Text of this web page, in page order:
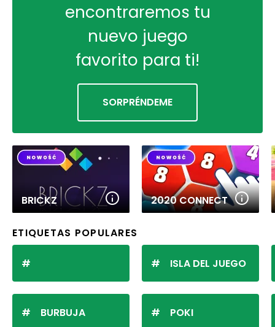
encontraremos tu
nuevo juego
favorito para ti!
SORPRÉNDEME
BRICKZ 2020 CONNECT
ETIQUETAS POPULARES
BURBUJA
ISLA DEL JUEGO
POKI